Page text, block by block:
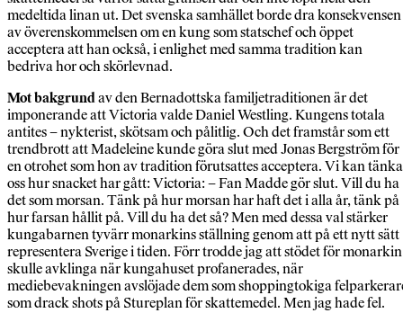
medeltida linan ut. Det svenska samhället borde dra konsekvensen
av överenskommelsen om en kung som statschef och öppet
acceptera att han också, i enlighet med samma tradition kan
bedriva hor och skörlevnad.
Mot bakgrundav den Bernadottska familjetraditionen är det
imponerande att Victoria valde Daniel Westling. Kungens totala
antites – nykterist, skötsam och pålitlig. Och det framstår som ett
trendbrott att Madeleine kunde göra slut med Jonas Bergström för
en otrohet som hon av tradition förutsattes acceptera. Vi kan tänka
oss hur snacket har gått: Victoria: – Fan Madde gör slut. Vill du ha
det som morsan. Tänk på hur morsan har haft det i alla år, tänk på
hur farsan hållit på. Vill du ha det så? Men med dessa val stärker
kungabarnen tyvärr monarkins ställning genom att på ett nytt sätt
representera Sverige i tiden. Förr trodde jag att stödet för monarkin
skulle avklinga när kungahuset profanerades, när
mediebevakningen avslöjade dem som shoppingtokiga
som drack shots på Stureplan för skattemedel. Men jag hade fel.